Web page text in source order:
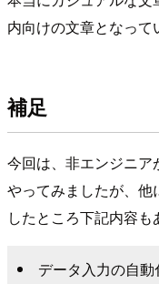
内向けの文章となって
補足
今回は、非エンジニア
やってみましたが、
したところ下記内容も
データ入力の自動